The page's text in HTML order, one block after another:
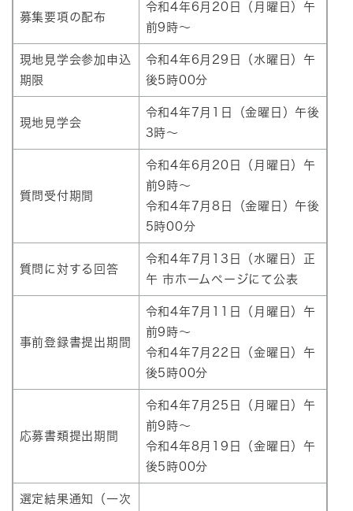
募集要項の配布
令和4年6月20日（月曜日）午
前9時～
現地見学会参加申込
期限
令和4年6月29日（水曜日）午
後5時00分
現地見学会
令和4年7月1日（金曜日）午後
3時～
質問受付期間
令和4年6月20日（月曜日）午
前9時～
令和4年7月8日（金曜日）午後
5時00分
質問に対する回答
令和4年7月13日（水曜日）正
午 市ホームページにて公表
事前登録書提出期間
令和4年7月11日（月曜日）午
前9時～
令和4年7月22日（金曜日）午
後5時00分
応募書類提出期間
令和4年7月25日（月曜日）午
前9時～
令和4年8月19日（金曜日）午
後5時00分
選定結果通知（一次